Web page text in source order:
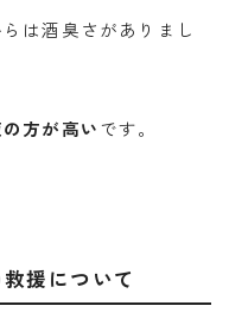
は酒臭さがありまし
方が高いです。
援について